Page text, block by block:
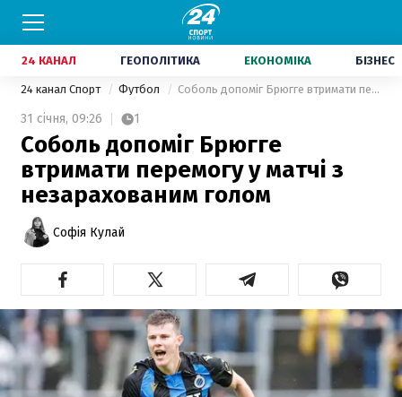
24 КАНАЛ ГЕОПОЛІТИКА ЕКОНОМІКА БІЗНЕС
24 канал Спорт Футбол Соболь допоміг Брюгге втримати перемогу у матчі з незарахованим голом
31 січня, 09:26 1
Соболь допоміг Брюгге
втримати перемогу у матчі з
незарахованим голом
Софія Кулай